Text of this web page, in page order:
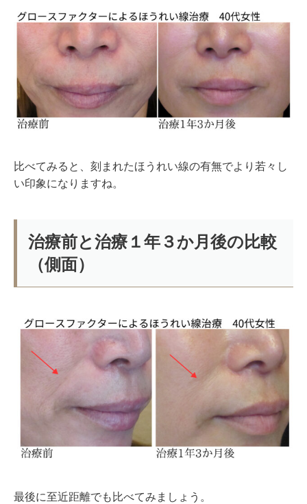
比べてみると、刻まれたほうれい線の有無でより若々し
い印象になりますね。
治療前と治療１年３か月後の比較
（側面）
最後に至近距離でも比べてみましょう。